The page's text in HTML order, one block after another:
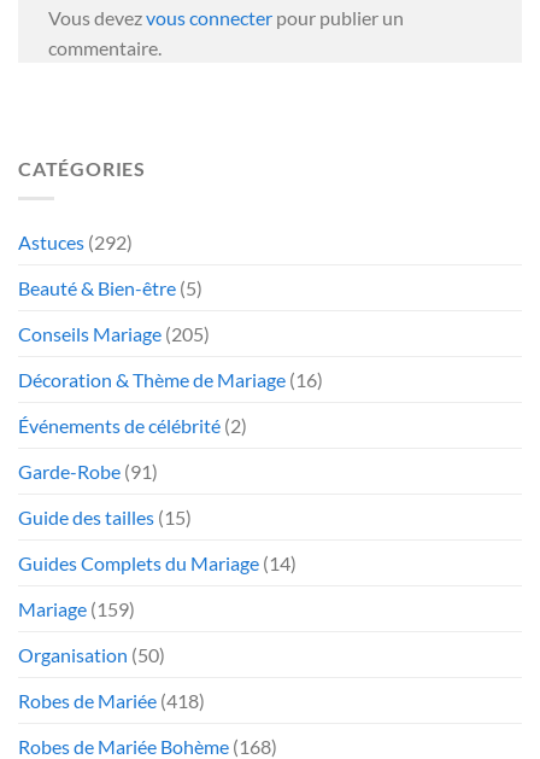
Vous devezvous connecter pour publier un
commentaire.
CATÉGORIES
Astuces (292)
Beauté & Bien-être (5)
Conseils Mariage (205)
Décoration & Thème de Mariage (16)
Événements de célébrité (2)
Garde-Robe (91)
Guide des tailles (15)
Guides Complets du Mariage (14)
Mariage (159)
Organisation (50)
Robes de Mariée (418)
Robes de Mariée Bohème (168)